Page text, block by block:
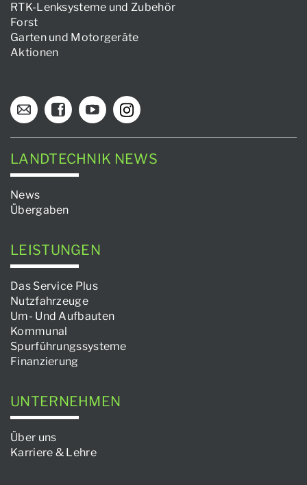
RTK-Lenksysteme und Zubehör
Forst
Garten und Motorgeräte
Aktionen
LANDTECHNIK NEWS
News
Übergaben
LEISTUNGEN
Das Service Plus
Nutzfahrzeuge
Um- Und Aufbauten
Kommunal
Spurführungssysteme
Finanzierung
UNTERNEHMEN
Über uns
Karriere & Lehre